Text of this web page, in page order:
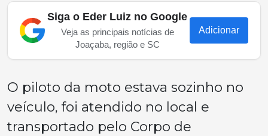
Siga o Eder Luiz no Google
Veja as principais notícias de
Joaçaba, região e SC
Adicionar
O piloto da moto estava sozinho no
veículo, foi atendido no local e
transportado pelo Corpo de